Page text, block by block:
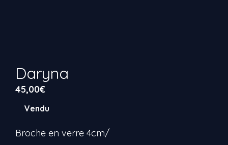
Daryna
45,00€
Vendu
Broche en verre 4cm/